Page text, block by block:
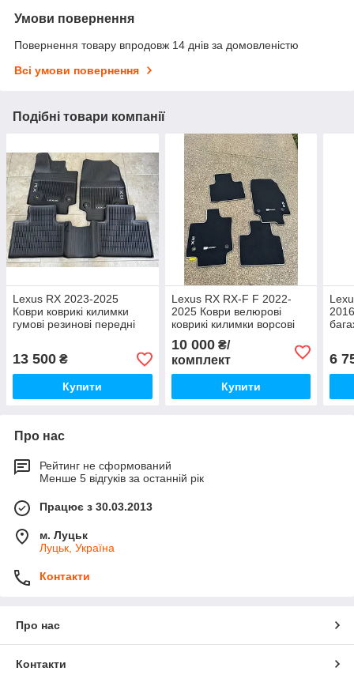
Умови повернення
Повернення товару впродовж 14 днів за домовленістю
Всі умови повернення
Подібні товари компанії
Lexus RX 2023-2025
Коври коврикі килимки
гумові резинові передні
13 500 ₴
Купити
Lexus RX RX-F F 2022-
2025 Коври велюрові
коврикі килимки ворсові
чорні F-Sport Нові
Оригінал
10 000₴/
комплект
Купити
6
Про нас
Рейтинг не сформований
Менше 5 відгуків за останній рік
Працює з 30.03.2013
м. Луцьк
Луцьк, Україна
Контакти
Про нас
Контакти